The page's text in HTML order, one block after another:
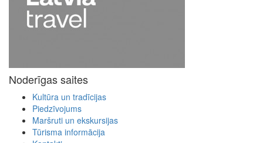
Noderīgas saites
Kultūra un tradīcijas
Piedzīvojums
Maršruti un ekskursijas
Tūrisma informācija